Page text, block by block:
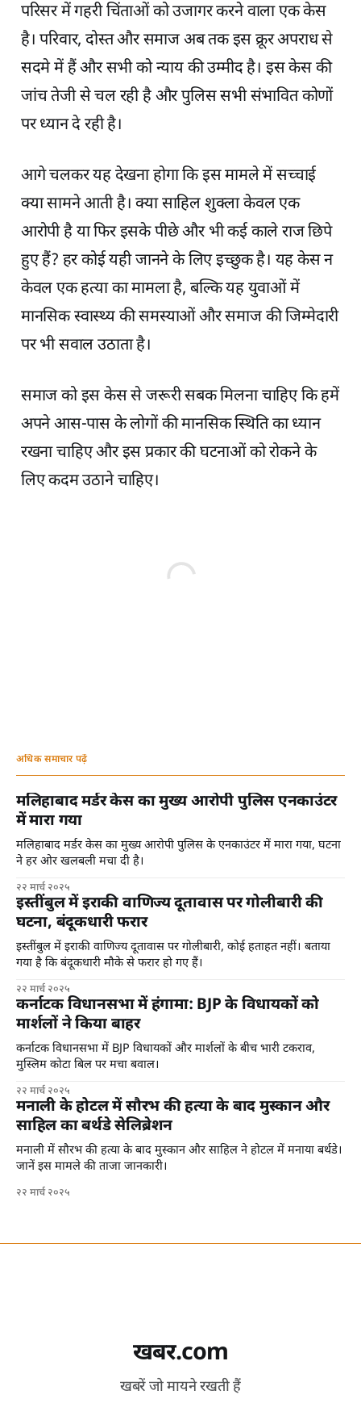
परिसर में गहरी चिंताओं को उजागर करने वाला एक केस
है। परिवार, दोस्त और समाज अब तक इस क्रूर अपराध से
सदमे में हैं और सभी को न्याय की उम्मीद है। इस केस की
जांच तेजी से चल रही है और पुलिस सभी संभावित कोणों
पर ध्यान दे रही है।
आगे चलकर यह देखना होगा कि इस मामले में सच्चाई
क्या सामने आती है। क्या साहिल शुक्ला केवल एक
आरोपी है या फिर इसके पीछे और भी कई काले राज छिपे
हुए हैं? हर कोई यही जानने के लिए इच्छुक है। यह केस न
केवल एक हत्या का मामला है, बल्कि यह युवाओं में
मानसिक स्वास्थ्य की समस्याओं और समाज की जिम्मेदारी
पर भी सवाल उठाता है।
समाज को इस केस से जरूरी सबक मिलना चाहिए कि हमें
अपने आस-पास के लोगों की मानसिक स्थिति का ध्यान
रखना चाहिए और इस प्रकार की घटनाओं को रोकने के
लिए कदम उठाने चाहिए।
अधिक समाचार पढ़ें
मलिहाबाद मर्डर केस का मुख्य आरोपी पुलिस एनकाउंटर
में मारा गया
मलिहाबाद मर्डर केस का मुख्य आरोपी पुलिस के एनकाउंटर में मारा गया, घटना
ने हर ओर खलबली मचा दी है।
२२ मार्च २०२५
इस्तींबुल में इराकी वाणिज्य दूतावास पर गोलीबारी की
घटना, बंदूकधारी फरार
इस्तींबुल में इराकी वाणिज्य दूतावास पर गोलीबारी, कोई हताहत नहीं। बताया
गया है कि बंदूकधारी मौके से फरार हो गए हैं।
२२ मार्च २०२५
कर्नाटक विधानसभा में हंगामा: BJP के विधायकों को
मार्शलों ने किया बाहर
कर्नाटक विधानसभा में BJP विधायकों और मार्शलों के बीच भारी टकराव,
मुस्लिम कोटा बिल पर मचा बवाल।
२२ मार्च २०२५
मनाली के होटल में सौरभ की हत्या के बाद मुस्कान और
साहिल का बर्थडे सेलिब्रेशन
मनाली में सौरभ की हत्या के बाद मुस्कान और साहिल ने होटल में मनाया बर्थडे।
जानें इस मामले की ताजा जानकारी।
२२ मार्च २०२५
खबर.com
खबरें जो मायने रखती हैं